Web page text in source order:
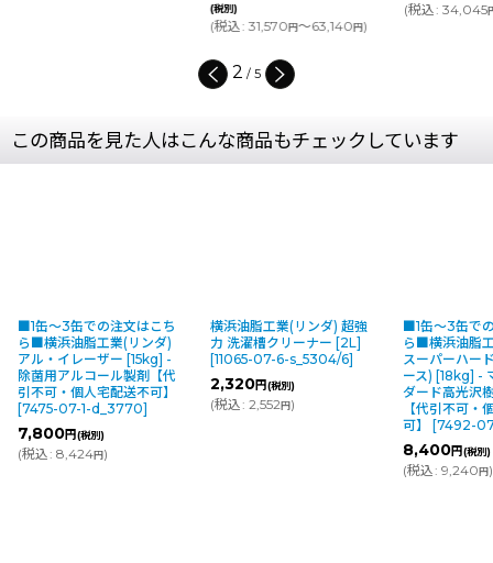
円)
3 / 5
この商品を見た人はこんな商品もチェックしています
■1缶〜3缶での注文はこち
ら■横浜油脂工業(リンダ)
アル・イレーザー [15kg] -
除菌用アルコール製剤【代
引不可・個人宅配送不可】
[7475-07-1-d_3770]
7,800円(税別)
(税込: 8,424円)
横浜油脂工業(リンダ) 超強
力 洗濯槽クリーナー [2L]
[11065-07-6-s_5304/6]
2,320円(税別)
(税込: 2,552円)
■1缶〜3缶で
ら■横浜油脂
スーパーハー
ース) [18kg] -
ダード高光沢
【代引不可・
可】
[7492-
8,400円(税別)
(税込: 9,240円)